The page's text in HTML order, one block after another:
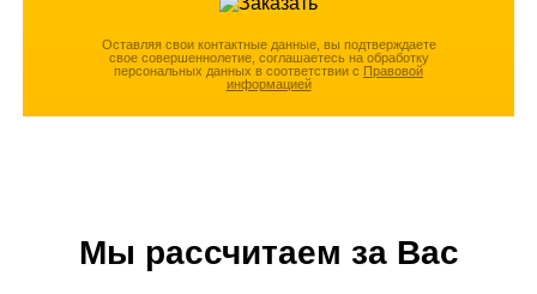
Оставляя свои контактные данные, вы подтверждаете
свое совершеннолетие, соглашаетесь на обработку
персональных данных в соответствии с Правовой
информацией
Мы рассчитаем за Вас